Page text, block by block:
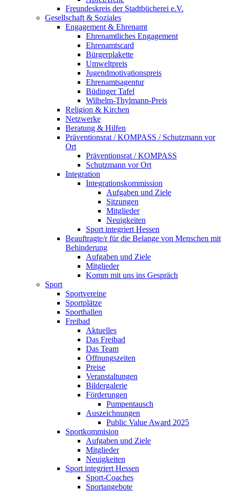
Freundeskreis der Stadtbücherei e.V.
Gesellschaft & Soziales
Engagement & Ehrenamt
Ehrenamtliches Engagement
Ehrenamtscard
Bürgerplakette
Umweltpreis
Jugendmotivationspreis
Ehrenamtsagentur
Büdinger Tafel
Wilhelm-Thylmann-Preis
Religion & Kirchen
Netzwerke
Beratung & Hilfen
Präventionsrat / KOMPASS / Schutzmann vor
Ort
Präventionsrat / KOMPASS
Schutzmann vor Ort
Integration
Integrationskommission
Aufgaben und Ziele
Sitzungen
Mitglieder
Neuigkeiten
Sport integriert Hessen
Beauftragte/r für die Belange von Menschen mit
Behinderung
Aufgaben und Ziele
Mitglieder
Komm mit uns ins Gespräch
Sport
Sportvereine
Sportplätze
Sporthallen
Freibad
Aktuelles
Das Freibad
Das Team
Öffnungszeiten
Preise
Veranstaltungen
Bildergalerie
Förderungen
Pumpentausch
Auszeichnungen
Public Value Award 2025
Sportkommision
Aufgaben und Ziele
Mitglieder
Neuigkeiten
Sport integriert Hessen
Sport-Coaches
Sportangebote